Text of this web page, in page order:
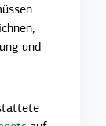
und